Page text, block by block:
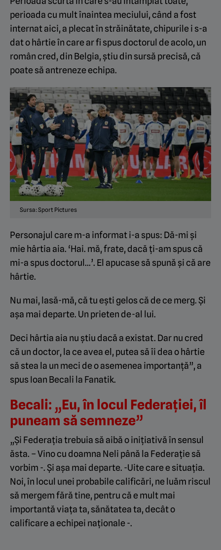
perioada cu mult înaintea meciului, când a fost
internat aici, a plecat în străinătate, chipurile i s-a
dat o hârtie în care ar fi spus doctorul de acolo, un
român cred, din Belgia, știu din sursă precisă, că
poate să antreneze echipa.
Sursa: Sport Pictures
Personajul care m-a informat i-a spus: Dă-mi și
mie hârtia aia. ‘Hai. mă, frate, dacă ți-am spus că
mi-a spus doctorul…’. El apucase să spună și că are
hârtie.
Nu mai, lasă-mă, că tu ești gelos că de ce merg. Și
așa mai departe. Un prieten de-al lui.
Deci hârtia aia nu știu dacă a existat. Dar nu cred
că un doctor, la ce avea el, putea să îi dea o hârtie
să stea la un meci de o asemenea importanță”, a
spus Ioan Becali la Fanatik.
Becali: „Eu, în locul Federației, îl
puneam să semneze”
„Și Federația trebuia să aibă o inițiativă în sensul
ăsta. – Vino cu doamna Neli până la Federație să
vorbim -. Și așa mai departe. -Uite care e situația.
Noi, în locul unei probabile calificări, ne luăm riscul
să mergem fără tine, pentru că e mult mai
importantă viața ta, sănătatea ta, decât o
calificare a echipei naționale -.